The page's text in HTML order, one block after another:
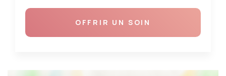
OFFRIR UN SOIN